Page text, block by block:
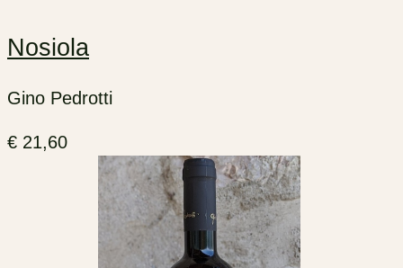
Nosiola
Gino Pedrotti
€ 21,60